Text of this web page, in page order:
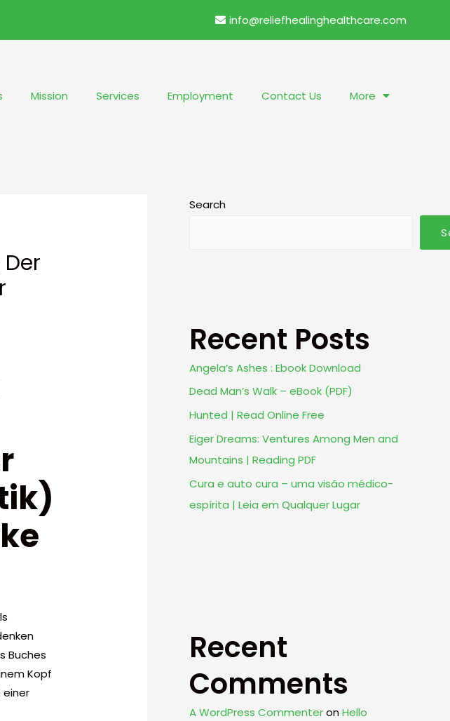
info@reliefhealinghealthcare.com
Mission Services Employment Contact Us More
Buches
Kopf
einer
Search
Recent Posts
Angela’s Ashes : Ebook Download
Dead Man’s Walk – eBook (PDF)
Hunted | Read Online Free
Eiger Dreams: Ventures Among Men and
Mountains | Reading PDF
Cura e auto cura – uma visão médico-
espírita | Leia em Qualquer Lugar
Recent
Comments
A WordPress Commenteron Hello